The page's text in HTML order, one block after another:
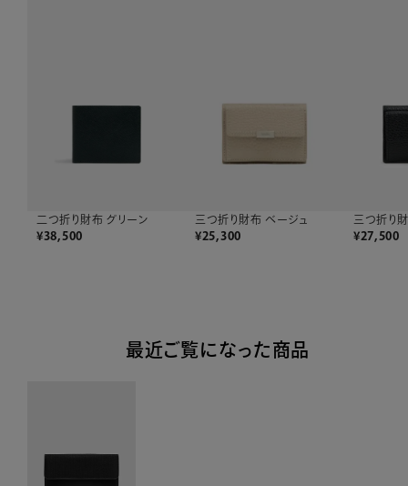
二つ折り財布 グリーン
¥38,500
三つ折り財布 ベージュ
¥25,300
三つ折り
¥27,500
最近ご覧になった商品